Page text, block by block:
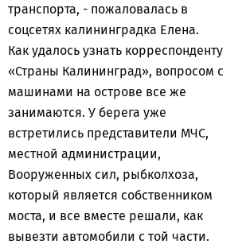
транспорта, - пожаловалась в
соцсетях калининградка Елена.
Как удалось узнать корреспонденту
«Страны Калининград», вопросом с
машинами на острове все же
занимаются. У берега уже
встретились представители МЧС,
местной администрации,
Вооруженных сил, рыбколхоза,
который является собственником
моста, и все вместе решали, как
вывезти автомобили с той части.